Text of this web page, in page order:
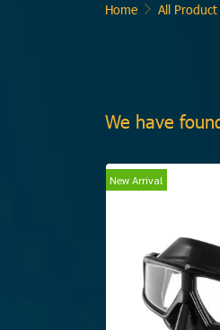
Home All Product
We have
New Arrival